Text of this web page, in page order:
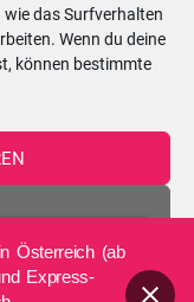
das Surfverhalten
Wenn du deine
können bestimmte
Österreich (ab
Express-